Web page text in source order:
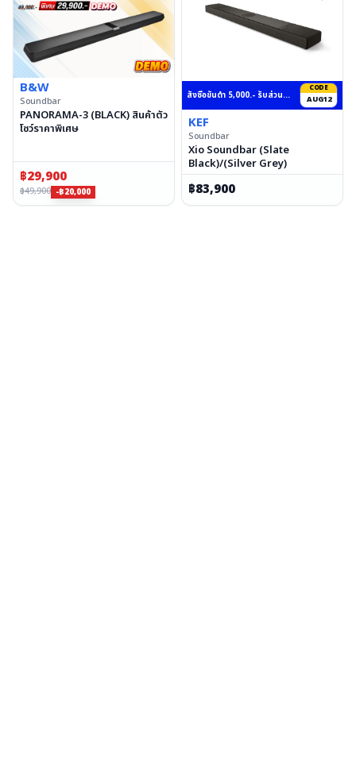
B&W
Soundbar
PANORAMA-3 (BLACK) สินค้าตัว
โชว์ราคาพิเศษ
฿29,900
฿49,900 -฿20,000
สั่งซื้อขั้นต่ำ 5,000.- รับส่วนลด 12%
CODE
AUG12
KEF
Soundbar
Xio Soundbar (Slate
Black)/(Silver Grey)
฿83,900